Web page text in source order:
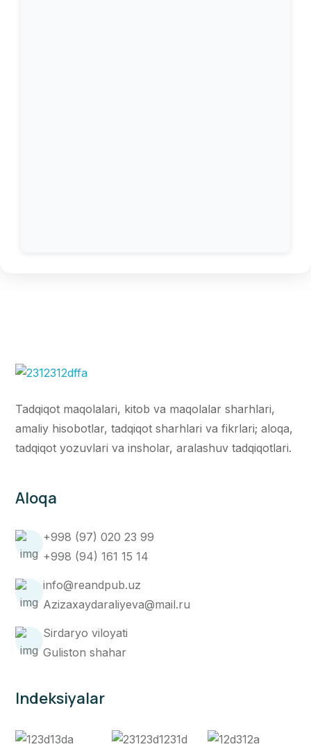
Tadqiqot maqolalari, kitob va maqolalar sharhlari,
amaliy hisobotlar, tadqiqot sharhlari va fikrlari; aloqa,
tadqiqot yozuvlari va insholar, aralashuv tadqiqotlari.
Aloqa
+998 (97) 020 23 99
+998 (94) 161 15 14
info@reandpub.uz
Azizaxaydaraliyeva@mail.ru
Sirdaryo viloyati
Guliston shahar
Indeksiyalar